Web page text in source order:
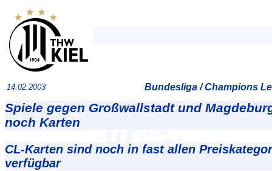
14.02.2003 Bundesliga / Champions
Spiele gegen Großwallstadt und
noch Karten
CL-Karten sind noch in fast allen
verfügbar